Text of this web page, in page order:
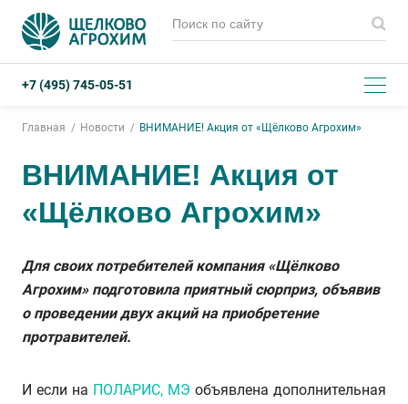
+7 (495) 745-05-51
Главная Новости ВНИМАНИЕ! Акция от «Щёлково Агрохим»
ВНИМАНИЕ! Акция от
«Щёлково Агрохим»
Для своих потребителей компания «Щёлково
Агрохим» подготовила приятный сюрприз, объявив
о проведении двух акций на приобретение
протравителей.
И если на ПОЛАРИС, МЭ объявлена дополнительная